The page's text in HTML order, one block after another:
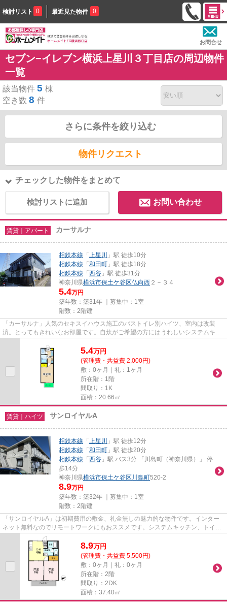
検討リスト 0 最近見た物件 0
お問合せ
セブン−イレブン横浜上星川３丁目店の周辺物件
一覧
該当物件 5 棟
空き数 8 件
さらに条件を絞り込む
物件リクエスト
チェックした物件をまとめて
検討リストに追加 お問い合わせ
賃貸｜アパート カーサルナ
相鉄本線 「 上星川
」駅 徒歩10分
相鉄本線 「 和田町 」駅 徒歩18分
相鉄本線 「 西谷 」駅 徒歩31分
神奈川県横浜市保土ケ谷区仏向西 ２－３４
5.4万円
築年数：築31年 ｜募集中： 1室
階数：2階建
「カーサルナ」人気のセキスイハウス施工のバストイレ別ハイツ、室内は改装
済。とってもきれいなお部屋です。自炊がご希望の方にはうれしいシステムキッ
5.4万円
(管理費・共益費 2,000円)
敷：0ヶ月｜礼：1ヶ月
所在階：1階
間取り：1K
面積：20.66㎡
賃貸｜ハイツ サンロイヤルA
相鉄本線 「 上星川
」駅 徒歩12分
相鉄本線 「 和田町 」駅 徒歩20分
相鉄本線 「 西谷 」駅 バス3分 「川島町（神奈川県）」 停
歩14分
神奈川県横浜市保土ケ谷区 川島町520-2
8.9万円
築年数：築32年 ｜募集中： 1室
階数：2階建
「サンロイヤルA」は初期費用の敷金、礼金無しの魅力的な物件です。インター
ネット無料なのでリモートワークにもおススメです。システムキッチン、トイ
レ、洗面台、エアコンを交換済で...
8.9万円
(管理費・共益費 5,500円)
敷：0ヶ月｜礼：0ヶ月
所在階：2階
間取り：2DK
面積：37.40㎡